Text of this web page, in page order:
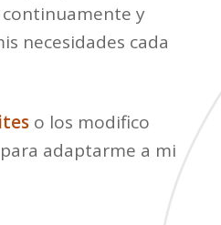
y
necesidades cada
o los modifico
adaptarme a mi